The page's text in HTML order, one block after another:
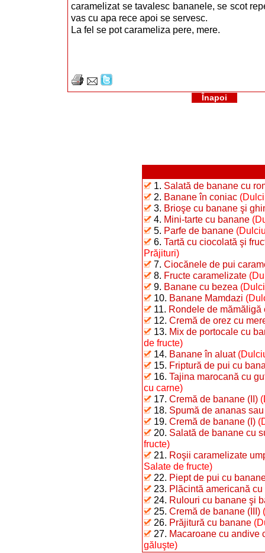
caramelizat se tavalesc bananele, se scot
vas cu apa rece apoi se servesc.
La fel se pot carameliza pere, mere.
Înapoi
1. Salată de banane cu
2. Banane în coniac
3. Brioşe cu banane şi
4. Mini-tarte cu banane
5. Parfe de banane
6. Tartă cu ciocolată şi
Prăjituri)
7. Ciocănele de pui
8. Fructe caramelizate
9. Banane cu bezea
10. Banane Mamdazi
11. Rondele de mămăligă
12. Cremă de orez cu
13. Mix de portocale cu
de fructe)
14. Banane în aluat
15. Friptură de pui cu
16. Tajina marocană cu
cu carne)
17. Cremă de banane (II)
18. Spumă de ananas
19. Cremă de banane (I)
20. Salată de banane cu
fructe)
21. Roşii caramelizate
Salate de fructe)
22. Piept de pui cu
23. Plăcintă americană
24. Rulouri cu banane şi
25. Cremă de banane (III)
26. Prăjitură cu banane
27. Macaroane cu andive
găluşte)